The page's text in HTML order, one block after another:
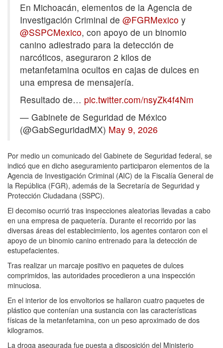
En Michoacán, elementos de la Agencia de
Investigación Criminal de @FGRMexico y
@SSPCMexico, con apoyo de un binomio
canino adiestrado para la detección de
narcóticos, aseguraron 2 kilos de
metanfetamina ocultos en cajas de dulces en
una empresa de mensajería.
Resultado de… pic.twitter.com/nsyZk4f4Nm
— Gabinete de Seguridad de México
(@GabSeguridadMX) May 9, 2026
Por medio un comunicado del Gabinete de Seguridad federal, se
indicó que en dicho aseguramiento participaron elementos de la
Agencia de Investigación Criminal (AIC) de la Fiscalía General de
la República (FGR), además de la Secretaría de Seguridad y
Protección Ciudadana (SSPC).
El decomiso ocurrió tras inspecciones aleatorias llevadas a cabo
en una empresa de paquetería. Durante el recorrido por las
diversas áreas del establecimiento, los agentes contaron con el
apoyo de un binomio canino entrenado para la detección de
estupefacientes.
Tras realizar un marcaje positivo en paquetes de dulces
comprimidos, las autoridades procedieron a una inspección
minuciosa.
En el interior de los envoltorios se hallaron cuatro paquetes de
plástico que contenían una sustancia con las características
físicas de la metanfetamina, con un peso aproximado de dos
kilogramos.
La droga asegurada fue puesta a disposición del Ministerio